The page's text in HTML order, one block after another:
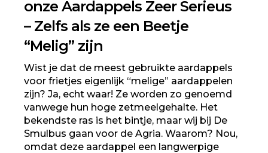
onze Aardappels Zeer Serieus
– Zelfs als ze een Beetje
“Melig” zijn
Wist je dat de meest gebruikte aardappels
voor frietjes eigenlijk “melige” aardappelen
zijn? Ja, echt waar! Ze worden zo genoemd
vanwege hun hoge zetmeelgehalte. Het
bekendste ras is het bintje, maar wij bij De
Smulbus gaan voor de Agria. Waarom? Nou,
omdat deze aardappel een langwerpige